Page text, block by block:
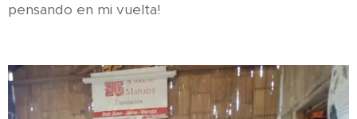
pensando en mi vuelta!